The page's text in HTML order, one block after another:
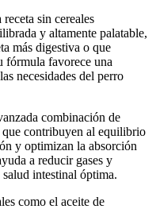
sin cereales
y altamente palatable,
más digestiva o que
fórmula favorece una
necesidades del perro
combinación de
contribuyen al equilibrio
y optimizan la absorción
a reducir gases y
intestinal óptima.
como el aceite de